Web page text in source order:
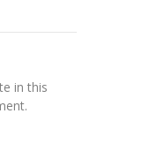
in this